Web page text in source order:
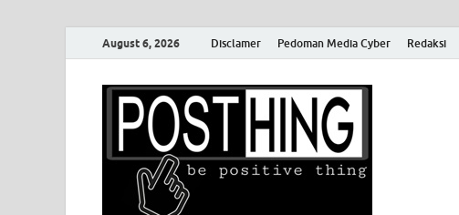
August 6, 2026 Disclamer Pedoman Media Cyber Redaksi